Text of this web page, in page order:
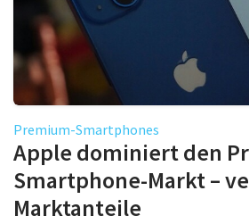
Premium-Smartphones
Apple dominiert den
Smartphone-Markt –
Marktanteile